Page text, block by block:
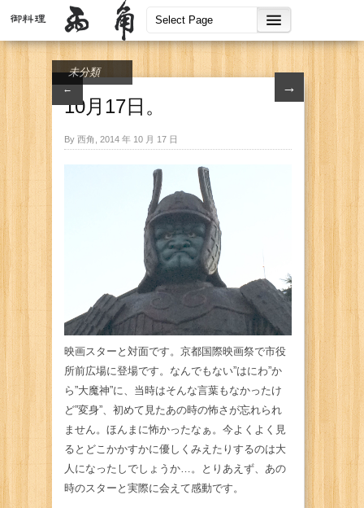
← →
未分類
10月17日。
By 西角, 2014 年 10 月 17 日
映画スターと対面です。京都国際映画祭で市役
所前広場に登場です。なんでもない”はにわ”か
ら”大魔神”に、当時はそんな言葉もなかったけ
ど”変身”、初めて見たあの時の怖さが忘れられ
ません。ほんまに怖かったなぁ。今よくよく見
るとどこかかすかに優しくみえたりするのは大
人になったしでしょうか…。とりあえず、あの
時のスターと実際に会えて感動です。